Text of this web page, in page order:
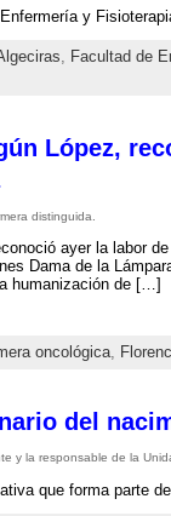
y
, Facultad de
López,
distinguida.
ayer la labor
Dama de la
humanización de […]
oncológica,
del
y la responsable de la
que forma parte